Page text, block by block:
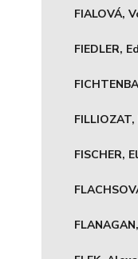
FIALOVÁ,
FIEDLER,
FISCHER,